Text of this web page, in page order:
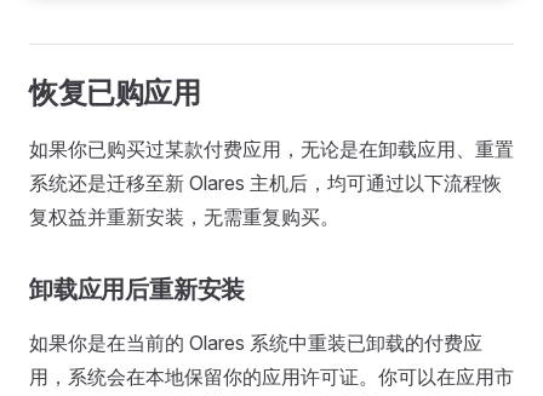
恢复已购应用
如果你已购买过某款付费应用，无论是在卸载应用、重置
系统还是迁移至新 Olares 主机后，均可通过以下流程恢
复权益并重新安装，无需重复购买。
卸载应用后重新安装
如果你是在当前的 Olares 系统中重装已卸载的付费应
用，系统会在本地保留你的应用许可证。你可以在应用市